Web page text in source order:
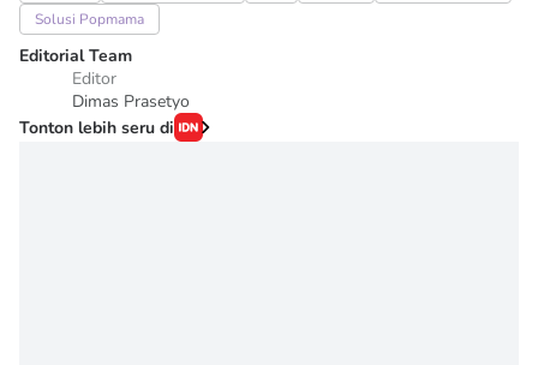
Solusi Popmama
Editorial Team
Editor
Dimas Prasetyo
Tonton lebih seru di